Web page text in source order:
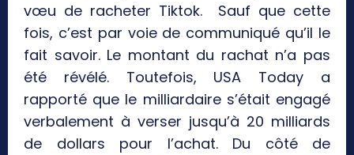
vœu de racheter Tiktok. Sauf que cette
fois, c’est par voie de communiqué qu’il le
fait savoir. Le montant du rachat n’a pas
été révélé. Toutefois, USA Today a
rapporté que le milliardaire s’était engagé
verbalement à verser jusqu’à 20 milliards
de dollars pour l’achat. Du côté de